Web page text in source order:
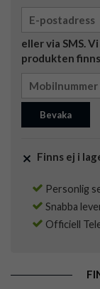
eller via SMS.
produkten
Bevaka
Finns ej i
Personlig
Snabba
Officiell